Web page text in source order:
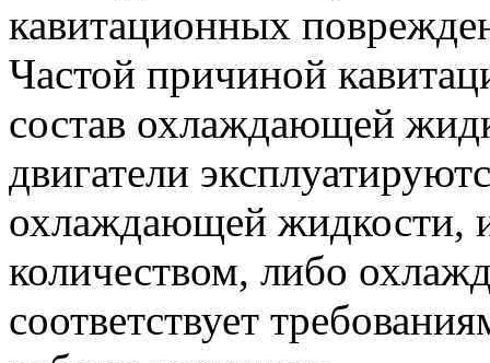
кавитационных
Частой причиной
состав охлаждающей
двигатели
охлаждающей жидкости,
количеством, либо
соответствует